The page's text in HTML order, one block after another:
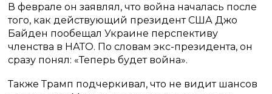
В феврале он заявлял, что война началась после
того, как действующий президент США Джо
Байден пообещал Украине перспективу
членства в НАТО. По словам экс-президента, он
сразу понял: «Теперь будет война».
Также Трамп подчеркивал, что не видит шансов